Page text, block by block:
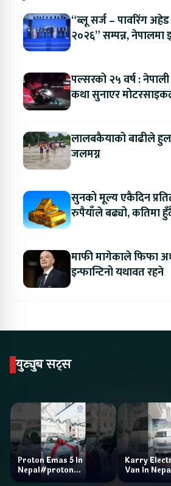
“ब्लू सर्ज – पावरिंग अहेड
२०२६” सम्पन्न, नेपालमा
पल्सरको २५ वर्ष :
कथा सुनाएर
लालबकैयाको बाढीले
जलमग्न
सुनको मूल्य एकैदिन
रुपैयाँले बढ्यो, कतिमा
माफी मागेकाले फिफा
इन्फान्टिनो यथावत रहने
युट्युब सट्स
Proton Emas 5 In
Nepal#proton
Karry
Van In
Bazar II